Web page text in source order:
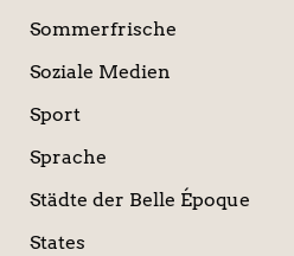
Sommerfrische
Soziale Medien
Sport
Sprache
Städte der Belle Époque
States